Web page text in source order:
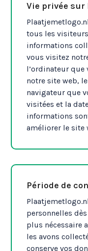
Vie privée sur
tous les
informations
vous visitez
l’ordinateur
notre site web,
navigateur que
visitées et la
informations
améliorer le site
Période de
personnelles
plus nécessaire
les avons
conserve vos